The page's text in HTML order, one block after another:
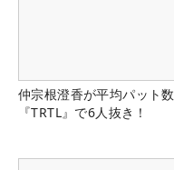
仲宗根澄香が平均パット数
『TRTL』で6人抜き！